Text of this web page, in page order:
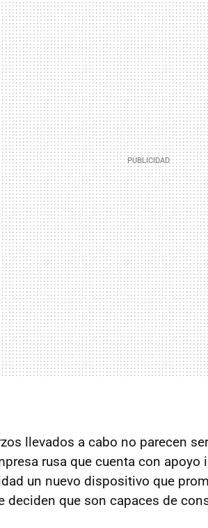
llevados a cabo no parecen
rusa que cuenta con
un nuevo dispositivo que
deciden que son capaces de